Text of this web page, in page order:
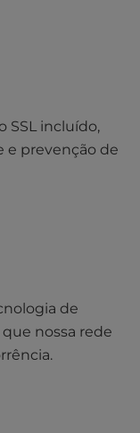
SSL incluído,
e prevenção de
de
nossa rede